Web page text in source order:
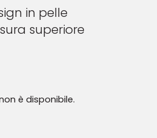
in pelle
superiore
è disponibile.